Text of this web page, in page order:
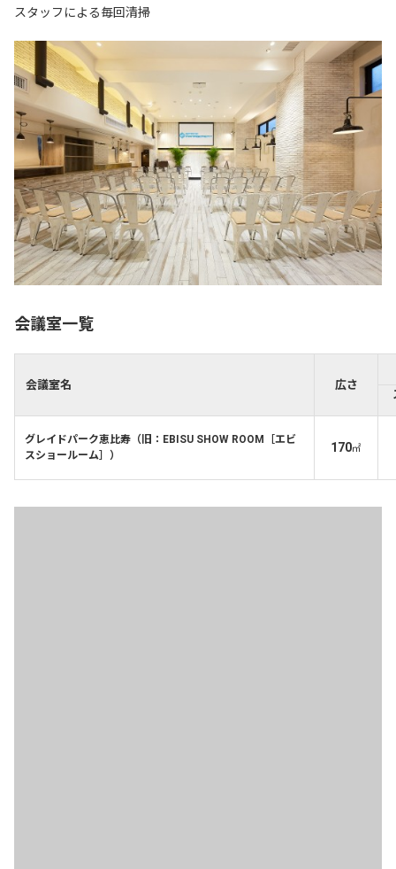
スタッフによる毎回清掃
会議室一覧
会議室名 広さ
グレイドパーク恵比寿（旧：EBISU SHOW ROOM［エビ
スショールーム］）
170㎡